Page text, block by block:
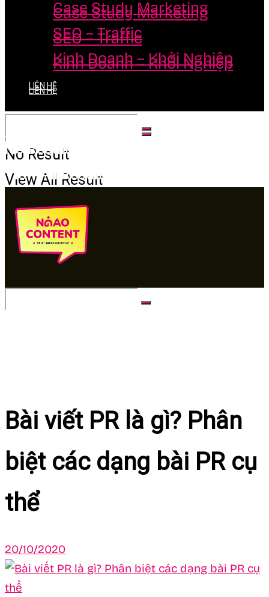
Case Study Marketing
SEO – Traffic
Kinh Doanh – Khởi Nghiệp
LIÊN HỆ
No Result
View All Result
Case Study Marketing
SEO – Traffic
Kinh Doanh – Khởi Nghiệp
LIÊN HỆ
No Result
View All Result
Bài viết PR là gì? Phân
biệt các dạng bài PR cụ
thể
20/10/2020